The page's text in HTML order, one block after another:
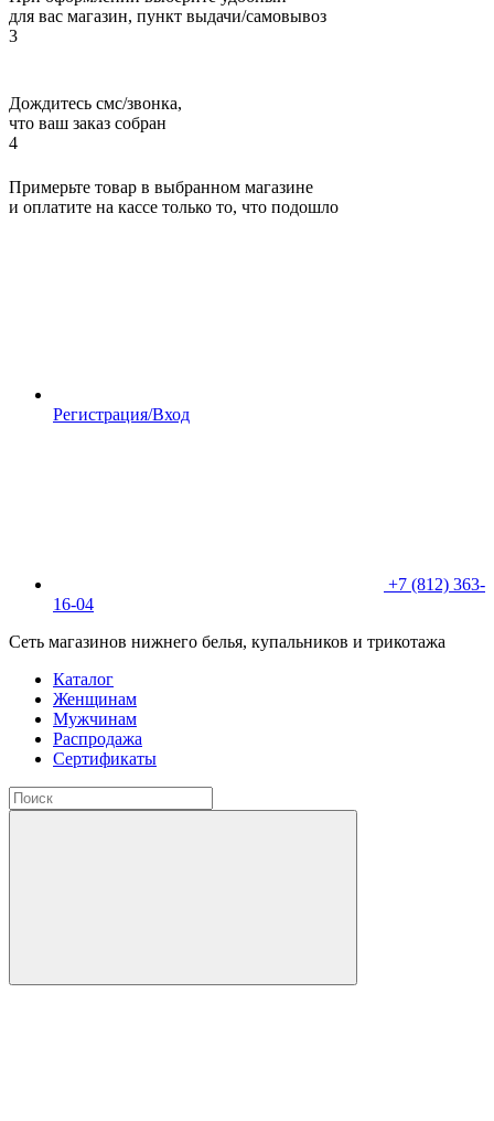
для вас магазин, пункт выдачи/самовывоз
3
Дождитесь смс/звонка,
что ваш заказ собран
4
Примерьте товар в выбранном магазине
и оплатите на кассе только то, что подошло
Регистрация/Вход
+7 (812) 363-
16-04
Сеть магазинов нижнего белья, купальников и трикотажа
Каталог
Женщинам
Мужчинам
Распродажа
Сертификаты